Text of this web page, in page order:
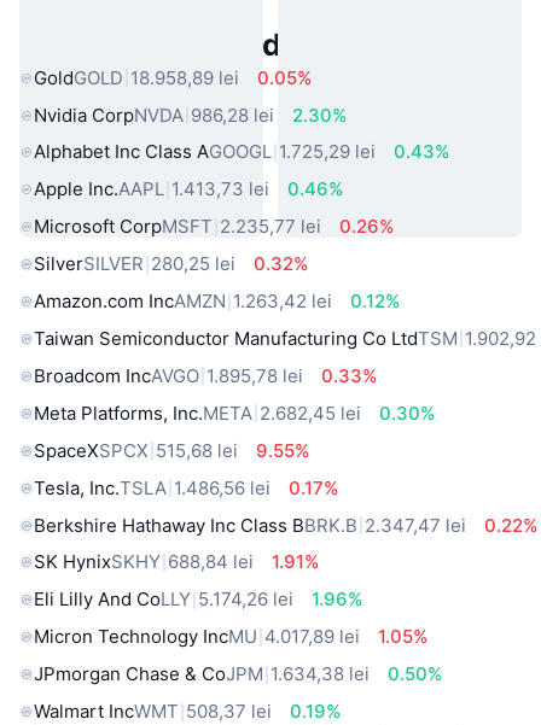
Active Populare din Lumea Reală
GoldGOLD 18.958,89 lei
0.05%
Nvidia CorpNVDA 986,28 lei
2.30%
Alphabet Inc Class AGOOGL 1.725,29 lei
0.43%
Apple Inc.AAPL 1.413,73 lei
0.46%
Microsoft CorpMSFT 2.235,77 lei
0.26%
SilverSILVER 280,25 lei
0.32%
Amazon.com IncAMZN 1.263,42 lei
0.12%
Taiwan Semiconductor Manufacturing Co LtdTSM
Broadcom IncAVGO 1.895,78 lei
0.33%
Meta Platforms, Inc.META 2.682,45 lei
0.30%
SpaceXSPCX 515,68 lei
9.55%
Tesla, Inc.TSLA 1.486,56 lei
0.17%
Berkshire Hathaway Inc Class BBRK.B 2.347,47 lei
0.22%
SK HynixSKHY 688,84 lei
1.91%
Eli Lilly And CoLLY 5.174,26 lei
1.96%
Micron Technology IncMU 4.017,89 lei
1.05%
JPmorgan Chase & CoJPM 1.634,38 lei
0.50%
Walmart IncWMT 508,37 lei 0.19%